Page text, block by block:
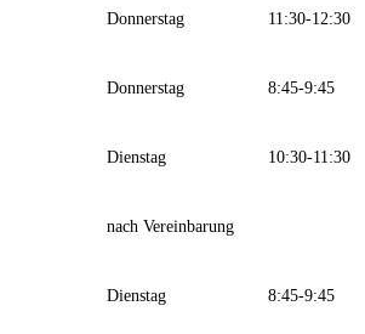
Donnerstag 11:30-12:30
Donnerstag 8:45-9:45
Dienstag 10:30-11:30
nach Vereinbarung
Dienstag 8:45-9:45